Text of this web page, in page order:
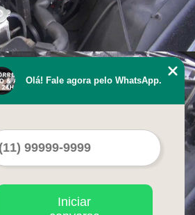
Olá! Fale agora pelo WhatsApp.
Iniciar